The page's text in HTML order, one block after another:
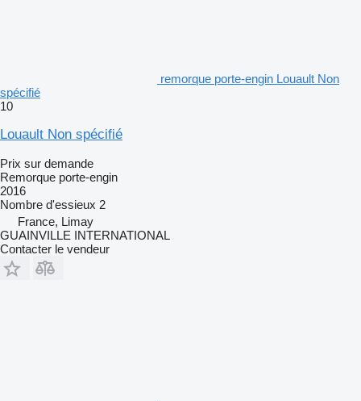
remorque porte-engin Louault Non
spécifié
10
Louault Non spécifié
Prix sur demande
Remorque porte-engin
2016
Nombre d'essieux 2
France, Limay
GUAINVILLE INTERNATIONAL
Contacter le vendeur